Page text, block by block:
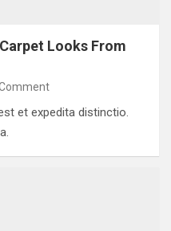
Looks From
et expedita distinctio.